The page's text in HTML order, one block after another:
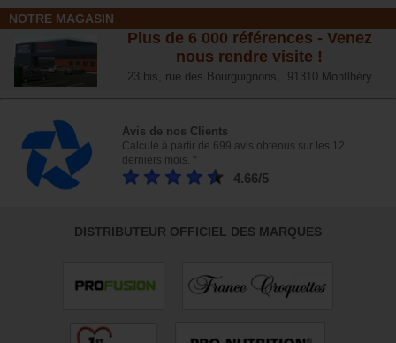
NOTRE MAGASIN
Plus de 6 000 références - Venez
nous rendre visite !
23 bis, rue des Bourguignons, 91310 Montlhéry
Avis de nos Clients
Calculé à partir de 699 avis obtenus sur les 12
derniers mois. *
4.66/5
DISTRIBUTEUR OFFICIEL DES MARQUES